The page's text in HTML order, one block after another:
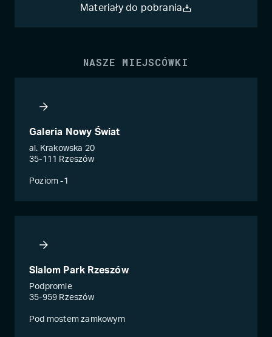
Materiały do pobrania
NASZE MIEJSCÓWKI
Galeria Nowy Świat
al. Krakowska 20
35-111 Rzeszów
Poziom -1
Slalom Park Rzeszów
Podpromie
35-959 Rzeszów
Pod mostem zamkowym